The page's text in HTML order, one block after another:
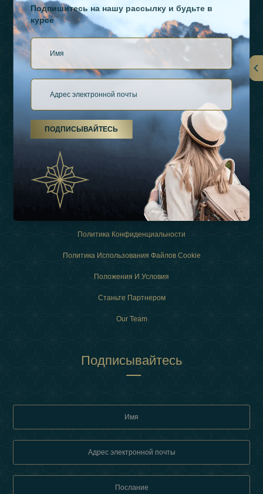
О Нас
Виды Отдыха
Связаться
Политика Конфиденциальности
Политика Использования Файлов Cookie
Положения И Условия
Станьте Партнером
Our Team
Подписывайтесь
Подпишитесь на нашу рассылку и будьте в
курсе
ПОДПИСЫВАЙТЕСЬ